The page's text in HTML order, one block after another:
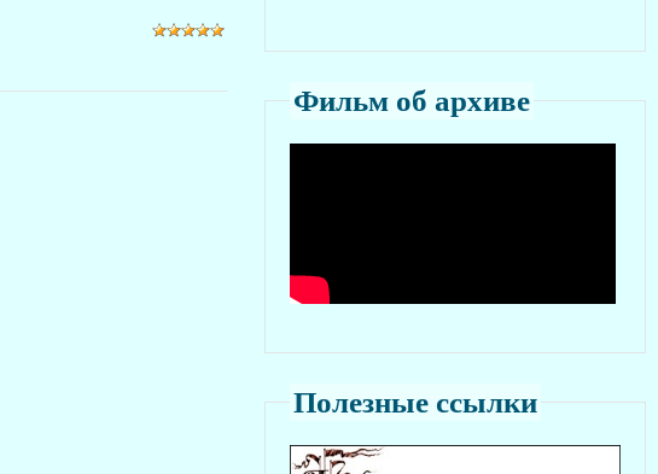
Фильм об архиве
Полезные ссылки